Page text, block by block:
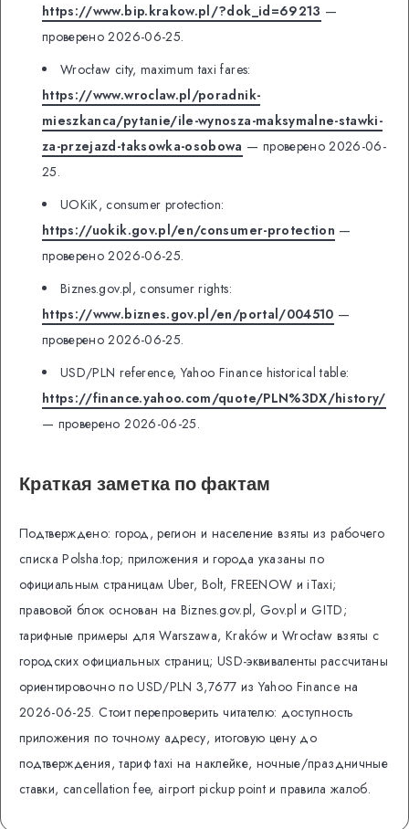
https://www.bip.krakow.pl/?dok_id=69213 —
проверено 2026-06-25.
Wrocław city, maximum taxi fares:
https://www.wroclaw.pl/poradnik-
mieszkanca/pytanie/ile-wynosza-maksymalne-stawki-
za-przejazd-taksowka-osobowa — проверено 2026-06-
25.
UOKiK, consumer protection:
https://uokik.gov.pl/en/consumer-protection —
проверено 2026-06-25.
Biznes.gov.pl, consumer rights:
https://www.biznes.gov.pl/en/portal/004510 —
проверено 2026-06-25.
USD/PLN reference, Yahoo Finance historical table:
https://finance.yahoo.com/quote/PLN%3DX/history/
— проверено 2026-06-25.
Краткая заметка по фактам
Подтверждено: город, регион и население взяты из рабочего
списка Polsha.top; приложения и города указаны по
официальным страницам Uber, Bolt, FREENOW и iTaxi;
правовой блок основан на Biznes.gov.pl, Gov.pl и GITD;
тарифные примеры для Warszawa, Kraków и Wrocław взяты с
городских официальных страниц; USD-эквиваленты рассчитаны
ориентировочно по USD/PLN 3,7677 из Yahoo Finance на
2026-06-25. Стоит перепроверить читателю: доступность
приложения по точному адресу, итоговую цену до
подтверждения, тариф taxi на наклейке, ночные/праздничные
ставки, cancellation fee, airport pickup point и правила жалоб.